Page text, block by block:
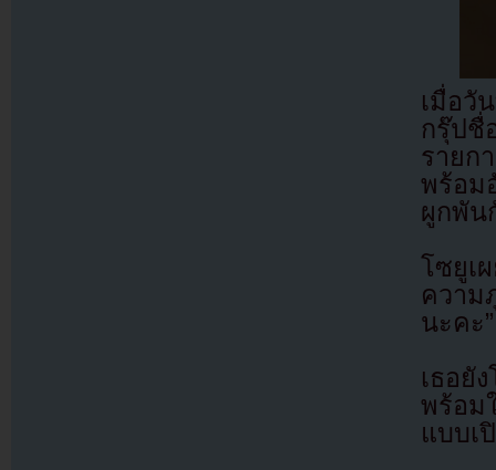
เมื่อวั
กรุ๊ปชื่
รายก
พร้อม
ผูกพัน
โซยูเ
ความ
นะคะ”
เธอยั
พร้อม
แบบเ